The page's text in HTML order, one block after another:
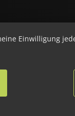
Einwilligung